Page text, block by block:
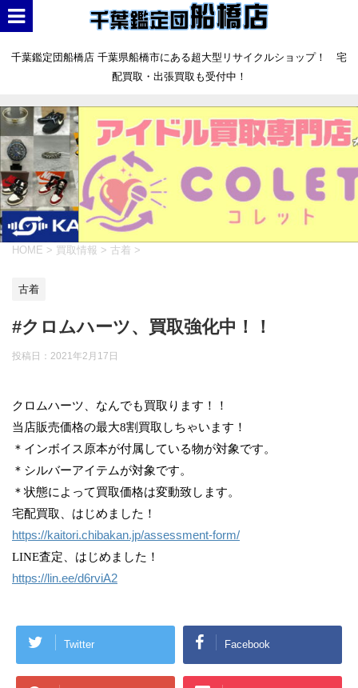
千葉鑑定団船橋店 千葉県船橋市にある超大型リサイクルショップ！ 宅
配買取・出張買取も受付中！
HOME > 買取情報 > 古着 >
古着
#クロムハーツ、買取強化中！！
投稿日： 2021年2月17日
クロムハーツ、なんでも買取ります！！
当店販売価格の最大8割買取しちゃいます！
＊インボイス原本が付属している物が対象です。
＊シルバーアイテムが対象です。
＊状態によって買取価格は変動致します。
宅配買取、はじめました！
https://kaitori.chibakan.jp/assessment-form/
LINE査定、はじめました！
https://lin.ee/d6rviA2
Twitter Facebook